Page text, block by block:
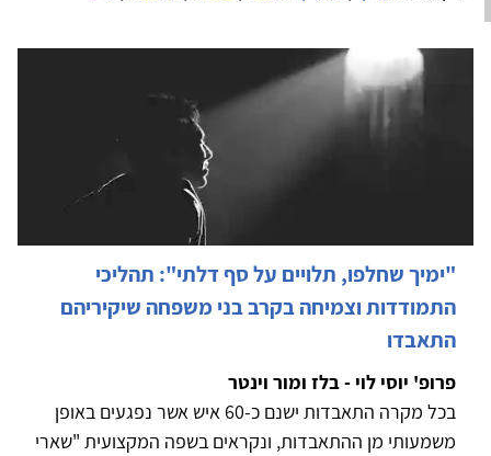
"ימיך שחלפו, תלויים על סף דלתי": תהליכי
התמודדות וצמיחה בקרב בני משפחה שיקיריהם
התאבדו
פרופ' יוסי לוי - בלז ומור וינטר
בכל מקרה התאבדות ישנם כ-60 איש אשר נפגעים באופן
משמעותי מן ההתאבדות, ונקראים בשפה המקצועית "שארי